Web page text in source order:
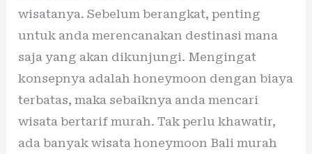
wisatanya. Sebelum berangkat, penting
untuk anda merencanakan destinasi mana
saja yang akan dikunjungi. Mengingat
konsepnya adalah honeymoon dengan biaya
terbatas, maka sebaiknya anda mencari
wisata bertarif murah. Tak perlu khawatir,
ada banyak wisata honeymoon Bali murah